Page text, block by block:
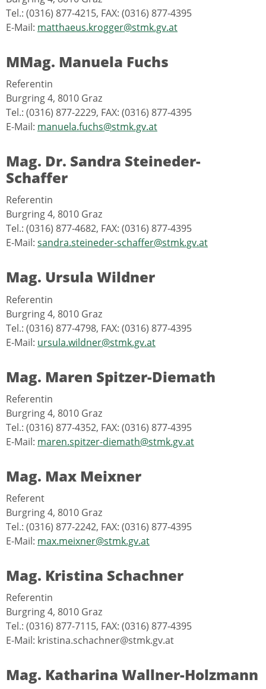
Tel.: (0316) 877-4215, FAX: (0316) 877-4395
E-Mail: matthaeus.krogger@stmk.gv.at
MMag. Manuela Fuchs
Referentin
Burgring 4, 8010 Graz
Tel.: (0316) 877-2229, FAX: (0316) 877-4395
E-Mail: manuela.fuchs@stmk.gv.at
Mag. Dr. Sandra Steineder-
Schaffer
Referentin
Burgring 4, 8010 Graz
Tel.: (0316) 877-4682, FAX: (0316) 877-4395
E-Mail: sandra.steineder-schaffer@stmk.gv.at
Mag. Ursula Wildner
Referentin
Burgring 4, 8010 Graz
Tel.: (0316) 877-4798, FAX: (0316) 877-4395
E-Mail: ursula.wildner@stmk.gv.at
Mag. Maren Spitzer-Diemath
Referentin
Burgring 4, 8010 Graz
Tel.: (0316) 877-4352, FAX: (0316) 877-4395
E-Mail: maren.spitzer-diemath@stmk.gv.at
Mag. Max Meixner
Referent
Burgring 4, 8010 Graz
Tel.: (0316) 877-2242, FAX: (0316) 877-4395
E-Mail: max.meixner@stmk.gv.at
Mag. Kristina Schachner
Referentin
Burgring 4, 8010 Graz
Tel.: (0316) 877-7115, FAX: (0316) 877-4395
E-Mail: kristina.schachner@stmk.gv.at
Mag. Katharina Wallner-Holzmann